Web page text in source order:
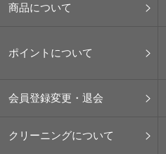
商品について
ポイントについて
会員登録変更・退会
クリーニングについて